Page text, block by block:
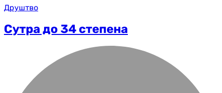
Друштво
Сутра до 34 степена